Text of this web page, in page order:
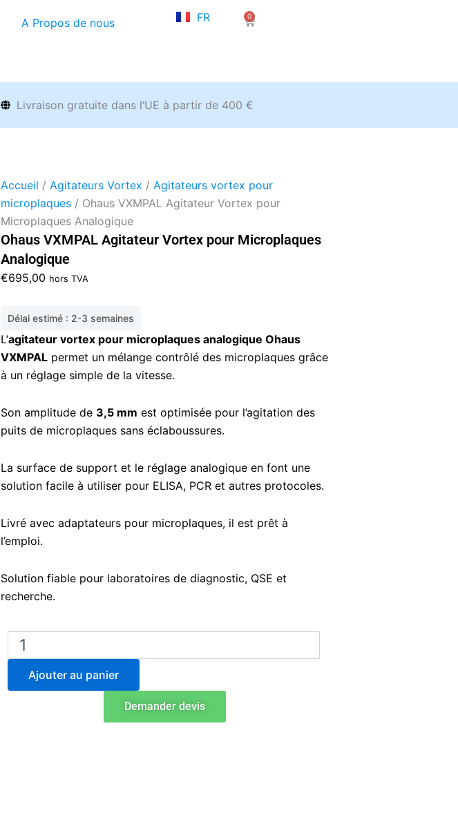
A Propos de nous FR
EN
0
Panier
Livraison gratuite dans l’UE à partir de 400 €
Accueil / Agitateurs Vortex / Agitateurs vortex pour
microplaques / Ohaus VXMPAL Agitateur Vortex pour
Microplaques Analogique
Ohaus VXMPAL Agitateur Vortex pour Microplaques
Analogique
€695,00 hors TVA
Délai estimé : 2-3 semaines
L’agitateur vortex pour microplaques analogique Ohaus
VXMPAL permet un mélange contrôlé des microplaques grâce
à un réglage simple de la vitesse.
Son amplitude de 3,5 mm est optimisée pour l’agitation des
puits de microplaques sans éclaboussures.
La surface de support et le réglage analogique en font une
solution facile à utiliser pour ELISA, PCR et autres protocoles.
Livré avec adaptateurs pour microplaques, il est prêt à
l’emploi.
Solution fiable pour laboratoires de diagnostic, QSE et
recherche.
quantité
Ohaus
VXMPAL
Agitateur
Ajouter au panier
Demander devis